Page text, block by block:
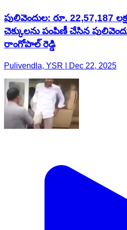
పులివెందుల: రూ. 22,57,187
చెక్కులను పంపిణీ చేసిన
రాంగోపాల్ రెడ్డి
Pulivendla, YSR | Dec 22, 2025